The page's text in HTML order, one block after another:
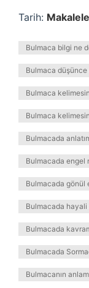
Tarih:
Bulmaca bilgi ne
Bulmaca düşünce
Bulmaca
Bulmaca
Bulmacada
Bulmacada engel
Bulmacada gönül
Bulmacada
Bulmacada
Bulmacada
Bulmacanın